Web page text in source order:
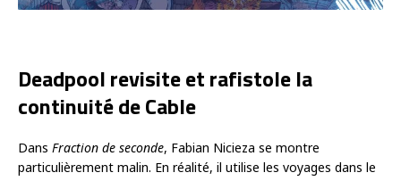
Deadpool revisite et rafistole la
continuité de Cable
Dans Fraction de seconde, Fabian Nicieza se montre
particulièrement malin. En réalité, il utilise les voyages dans le